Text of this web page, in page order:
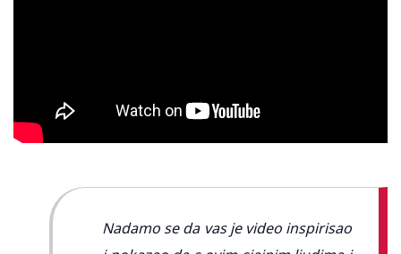
Nadamo se da vas je video inspirisao